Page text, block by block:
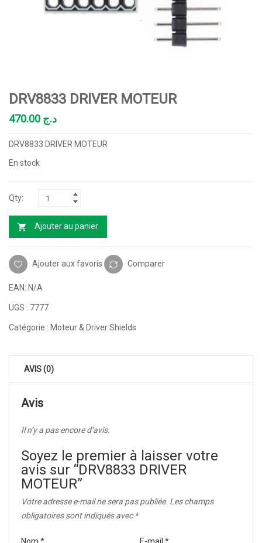
DRV8833 DRIVER MOTEUR
د.ج
DRV8833 DRIVER MOTEUR
En stock
Ajouter au panier
Ajouter aux favoris Comparer
EAN: N/A
UGS : 7777
Catégorie : Moteur & Driver Shields
AVIS (0)
Avis
Il n’y a pas encore d’avis.
Soyez le premier à laisser votre
avis sur “DRV8833 DRIVER
MOTEUR”
Votre adresse e-mail ne sera pas publiée. Les champs
obligatoires sont indiqués avec *
Nom * E-mail *